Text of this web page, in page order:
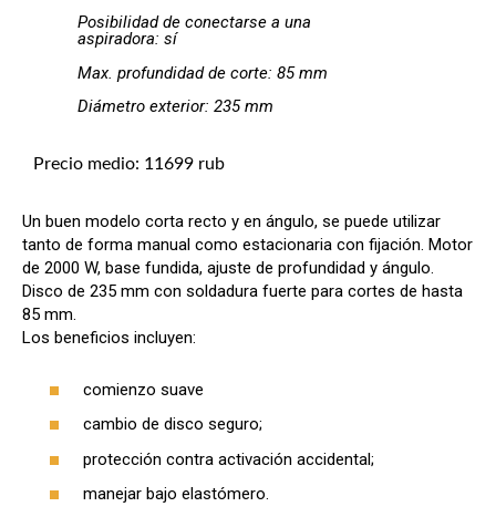
Posibilidad de conectarse a una
aspiradora: sí
Max. profundidad de corte: 85 mm
Diámetro exterior: 235 mm
Precio medio: 11699 rub
Un buen modelo corta recto y en ángulo, se puede utilizar
tanto de forma manual como estacionaria con fijación. Motor
de 2000 W, base fundida, ajuste de profundidad y ángulo.
Disco de 235 mm con soldadura fuerte para cortes de hasta
85 mm.
Los beneficios incluyen:
comienzo suave
cambio de disco seguro;
protección contra activación accidental;
manejar bajo elastómero.